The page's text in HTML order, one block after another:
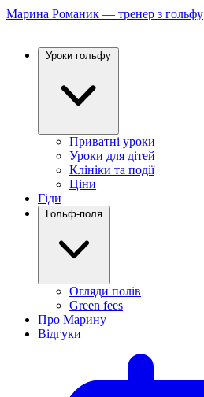
Марина Романик — тренер з гольфу
Приватні уроки
Уроки для дітей
Клініки та події
Ціни
Гіди
Огляди полів
Green fees
Про Марину
Відгуки